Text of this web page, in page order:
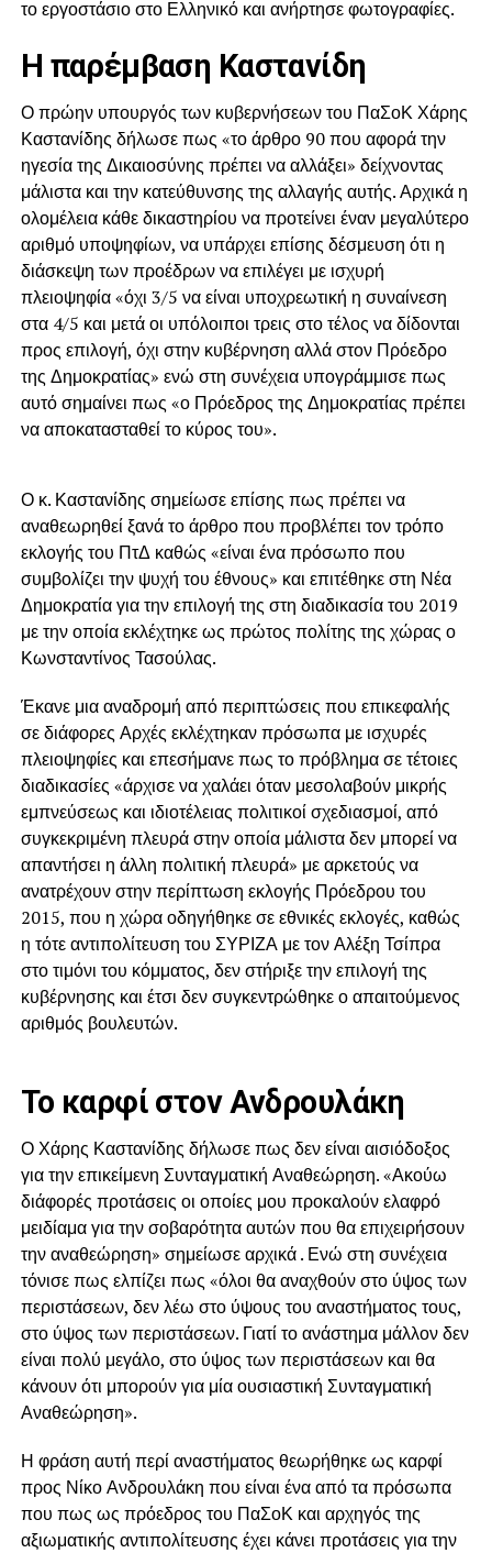
το εργοστάσιο στο Ελληνικό και ανήρτησε φωτογραφίες.
Η παρέμβαση Καστανίδη
Ο πρώην υπουργός των κυβερνήσεων του ΠαΣοΚ Χάρης
Καστανίδης δήλωσε πως «το άρθρο 90 που αφορά την
ηγεσία της Δικαιοσύνης πρέπει να αλλάξει» δείχνοντας
μάλιστα και την κατεύθυνσης της αλλαγής αυτής. Αρχικά η
ολομέλεια κάθε δικαστηρίου να προτείνει έναν μεγαλύτερο
αριθμό υποψηφίων, να υπάρχει επίσης δέσμευση ότι η
διάσκεψη των προέδρων να επιλέγει με ισχυρή
πλειοψηφία «όχι 3/5 να είναι υποχρεωτική η συναίνεση
στα 4/5 και μετά οι υπόλοιποι τρεις στο τέλος να δίδονται
προς επιλογή, όχι στην κυβέρνηση αλλά στον Πρόεδρο
της Δημοκρατίας» ενώ στη συνέχεια υπογράμμισε πως
αυτό σημαίνει πως «ο Πρόεδρος της Δημοκρατίας πρέπει
να αποκατασταθεί το κύρος του».
Ο κ. Καστανίδης σημείωσε επίσης πως πρέπει να
αναθεωρηθεί ξανά το άρθρο που προβλέπει τον τρόπο
εκλογής του ΠτΔ καθώς «είναι ένα πρόσωπο που
συμβολίζει την ψυχή του έθνους» και επιτέθηκε στη Νέα
Δημοκρατία για την επιλογή της στη διαδικασία του 2019
με την οποία εκλέχτηκε ως πρώτος πολίτης της χώρας ο
Κωνσταντίνος Τασούλας.
Έκανε μια αναδρομή από περιπτώσεις που επικεφαλής
σε διάφορες Αρχές εκλέχτηκαν πρόσωπα με ισχυρές
πλειοψηφίες και επεσήμανε πως το πρόβλημα σε τέτοιες
διαδικασίες «άρχισε να χαλάει όταν μεσολαβούν μικρής
εμπνεύσεως και ιδιοτέλειας πολιτικοί σχεδιασμοί, από
συγκεκριμένη πλευρά στην οποία μάλιστα δεν μπορεί να
απαντήσει η άλλη πολιτική πλευρά» με αρκετούς να
ανατρέχουν στην περίπτωση εκλογής Πρόεδρου του
2015, που η χώρα οδηγήθηκε σε εθνικές εκλογές, καθώς
η τότε αντιπολίτευση του ΣΥΡΙΖΑ με τον Αλέξη Τσίπρα
στο τιμόνι του κόμματος, δεν στήριξε την επιλογή της
κυβέρνησης και έτσι δεν συγκεντρώθηκε ο απαιτούμενος
αριθμός βουλευτών.
Το καρφί στον Ανδρουλάκη
Ο Χάρης Καστανίδης δήλωσε πως δεν είναι αισιόδοξος
για την επικείμενη Συνταγματική Αναθεώρηση. «Ακούω
διάφορές προτάσεις οι οποίες μου προκαλούν ελαφρό
μειδίαμα για την σοβαρότητα αυτών που θα επιχειρήσουν
την αναθεώρηση» σημείωσε αρχικά . Ενώ στη συνέχεια
τόνισε πως ελπίζει πως «όλοι θα αναχθούν στο ύψος των
περιστάσεων, δεν λέω στο ύψους του αναστήματος τους,
στο ύψος των περιστάσεων. Γιατί το ανάστημα μάλλον δεν
είναι πολύ μεγάλο, στο ύψος των περιστάσεων και θα
κάνουν ότι μπορούν για μία ουσιαστική Συνταγματική
Αναθεώρηση».
Η φράση αυτή περί αναστήματος θεωρήθηκε ως καρφί
προς Νίκο Ανδρουλάκη που είναι ένα από τα πρόσωπα
που πως ως πρόεδρος του ΠαΣοΚ και αρχηγός της
αξιωματικής αντιπολίτευσης έχει κάνει προτάσεις για την